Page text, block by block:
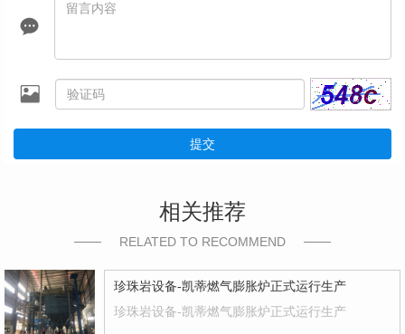
提交
相关推荐
RELATED TO RECOMMEND
珍珠岩设备-凯蒂燃气膨胀炉正式运行生产
珍珠岩设备-凯蒂燃气膨胀炉正式运行生产